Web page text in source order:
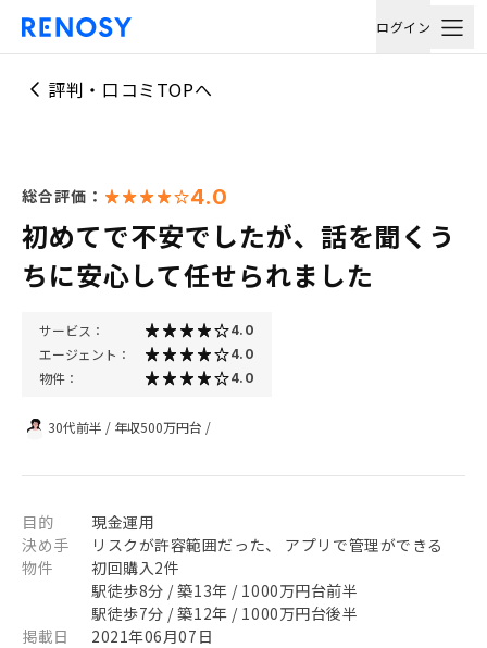
ログイン
評判・口コミTOPへ
総合評価： 4.0
初めてで不安でしたが、話を聞くう
ちに安心して任せられました
サービス： 4.0
エージェント： 4.0
物件： 4.0
30代前半 / 年収500万円台 /
目的
現金運用
決め手
リスクが許容範囲だった、 アプリで管理ができる
物件
初回購入2件
駅徒歩8分 / 築13年 / 1000万円台前半
駅徒歩7分 / 築12年 / 1000万円台後半
掲載日
2021年06月07日